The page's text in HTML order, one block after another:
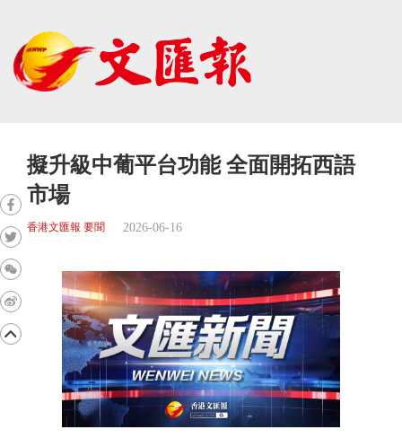
擬升級中葡平台功能 全面開拓西語
市場
香港文匯報 要聞 2026-06-16